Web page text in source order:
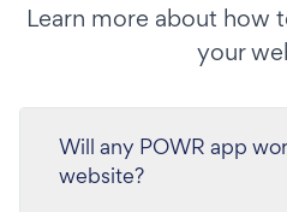
Learn more about how
your
Will any POWR app
website?